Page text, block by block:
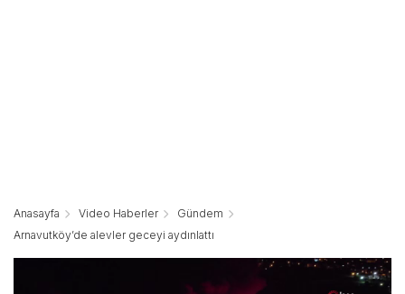
Anasayfa Video Haberler
Gündem
Arnavutköy’de alevler geceyi aydınlattı